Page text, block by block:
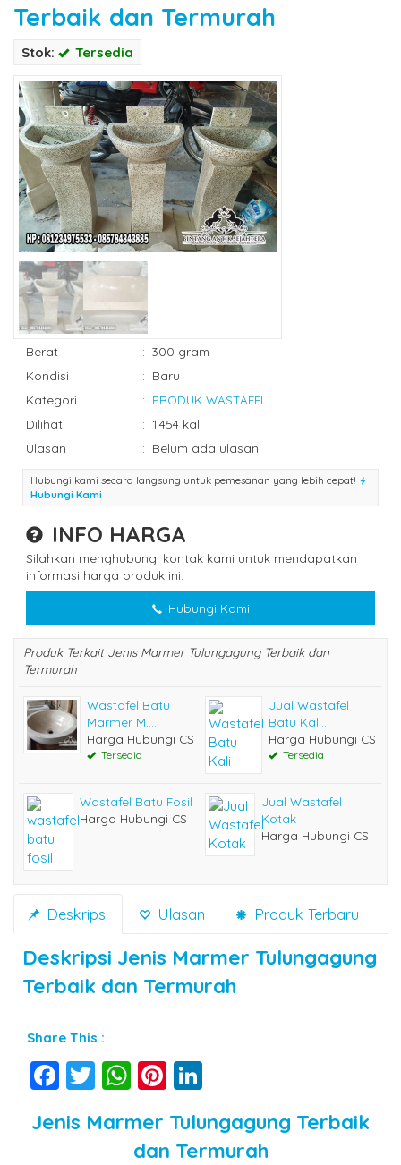
Terbaik dan Termurah
Stok: Tersedia
Berat : 300 gram
Kondisi
: Baru
Kategori
: PRODUK WASTAFEL
Dilihat
: 1.454 kali
Ulasan
: Belum ada ulasan
Hubungi kami secara langsung untuk pemesanan yang lebih cepat!
Hubungi Kami
INFO HARGA
Silahkan menghubungi kontak kami untuk mendapatkan
informasi harga produk ini.
Hubungi Kami
Produk Terkait Jenis Marmer Tulungagung Terbaik dan
Termurah
Wastafel Batu
Marmer M....
Harga Hubungi CS
Tersedia
Jual Wastafel
Batu Kal....
Harga Hubungi CS
Tersedia
Wastafel Batu Fosil
Harga Hubungi CS
Jual Wastafel
Kotak
Harga Hubungi CS
Deskripsi Ulasan Produk Terbaru
Deskripsi Jenis Marmer Tulungagung
Terbaik dan Termurah
Share This :
Facebook
Twitter
WhatsApp
Pinterest
Jenis Marmer Tulungagung Terbaik
dan Termurah